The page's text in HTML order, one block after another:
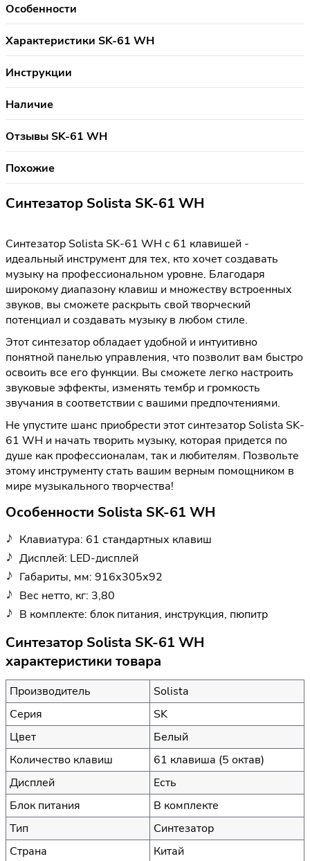
Особенности
Характеристики SK-61 WH
Инструкции
Наличие
Отзывы SK-61 WH
Похожие
Синтезатор Solista SK-61 WH
Синтезатор Solista SK-61 WH с 61 клавишей -
идеальный инструмент для тех, кто хочет создавать
музыку на профессиональном уровне. Благодаря
широкому диапазону клавиш и множеству встроенных
звуков, вы сможете раскрыть свой творческий
потенциал и создавать музыку в любом стиле.
Этот синтезатор обладает удобной и интуитивно
понятной панелью управления, что позволит вам быстро
освоить все его функции. Вы сможете легко настроить
звуковые эффекты, изменять тембр и громкость
звучания в соответствии с вашими предпочтениями.
Не упустите шанс приобрести этот синтезатор Solista SK-
61 WH и начать творить музыку, которая придется по
душе как профессионалам, так и любителям. Позвольте
этому инструменту стать вашим верным помощником в
мире музыкального творчества!
Особенности Solista SK-61 WH
Клавиатура: 61 стандартных клавиш
Дисплей: LED-дисплей
Габариты, мм: 916х305х92
Вес нетто, кг: 3,80
В комплекте: блок питания, инструкция, пюпитр
Синтезатор Solista SK-61 WH
характеристики товара
Производитель
Solista
Серия
SK
Цвет
Белый
Количество клавиш
61 клавиша (5 октав)
Дисплей
Есть
Блок питания
В комплекте
Тип
Синтезатор
Страна
Китай